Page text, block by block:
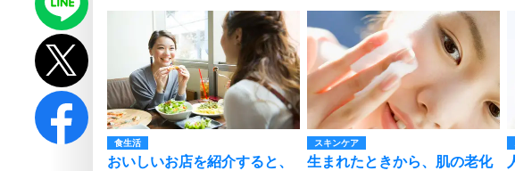
食生活
おいしいお店を紹介すると、
スキンケア
生まれたときから、肌の老化